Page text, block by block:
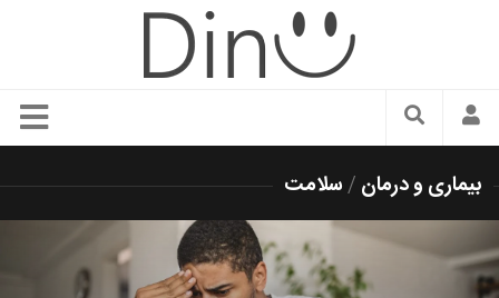
سبک زندگی
زیبایی و آرایش
شیک پوشی
بیماری و درمان /سلامت